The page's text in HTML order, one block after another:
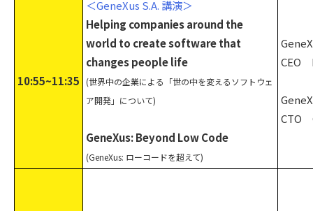
10:55~11:35
＜GeneXus S.A. 講演＞
Helping companies around the
world to create software that
changes people life
(世界中の企業による「世の中を変えるソフトウェ
ア開発」について)
GeneXus: Beyond Low Code
(GeneXus: ローコードを超えて)
CEO
CTO